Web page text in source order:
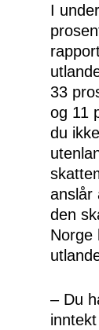
I
33
og 11
du
anslår
den
Norge
– Du